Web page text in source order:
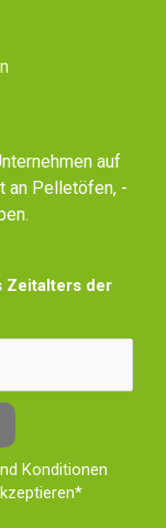
auf
an Pelletöfen, -
Zeitalters der
Konditionen